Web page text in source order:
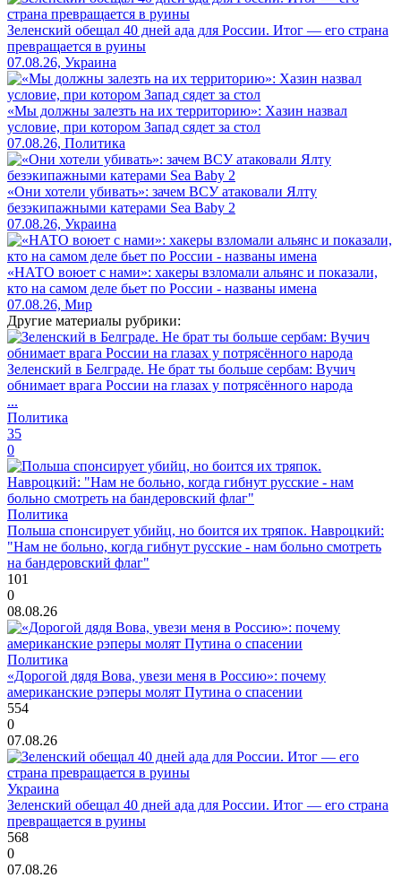
Зеленский обещал 40 дней ада для России. Итог — его страна
превращается в руины
07.08.26, Украина
«Мы должны залезть на их территорию»: Хазин назвал
условие, при котором Запад сядет за стол
07.08.26, Политика
«Они хотели убивать»: зачем ВСУ атаковали Ялту
безэкипажными катерами Sea Baby 2
07.08.26, Украина
«НАТО воюет с нами»: хакеры взломали альянс и показали,
кто на самом деле бьет по России - названы имена
07.08.26, Мир
Другие материалы рубрики:
Зеленский в Белграде. Не брат ты больше сербам: Вучич
обнимает врага России на глазах у потрясённого народа
...
Политика
35
0
Политика
Польша спонсирует убийц, но боится их тряпок. Навроцкий:
"Нам не больно, когда гибнут русские - нам больно смотреть
на бандеровский флаг"
101
0
08.08.26
Политика
«Дорогой дядя Вова, увези меня в Россию»: почему
американские рэперы молят Путина о спасении
554
0
07.08.26
Украина
Зеленский обещал 40 дней ада для России. Итог — его страна
превращается в руины
568
0
07.08.26